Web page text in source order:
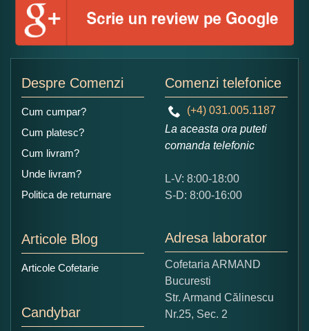
Numele dumneavoastra:
Ce nota acordati acestui produs?
5
Copiati alaturi numarul din imagine:
Despre Comenzi
Cum cumpar?
Cum platesc?
Cum livram?
Unde livram?
Politica de returnare
Articole Blog
Articole Cofetarie
Candybar
Comenzi telefonice
(+4) 031.005.1187
La aceasta ora puteti
comanda telefonic
L-V: 8:00-18:00
S-D: 8:00-16:00
Adresa laborator
Cofetaria ARMAND
Bucuresti
Str. Armand Călinescu
Nr.25, Sec. 2